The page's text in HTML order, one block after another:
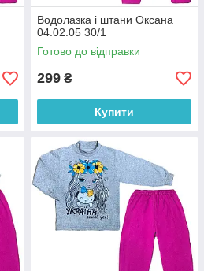
Водолазка і штани Оксана
04.02.05 30/1
Готово до відправки
299 ₴
Купити